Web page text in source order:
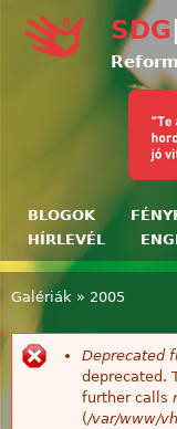
SDG
BLOGOK
HÍRLEVÉL
Jelenlegi hely
Galériák » 2005
Deprecated
deprecated.
further calls
(/var/www/